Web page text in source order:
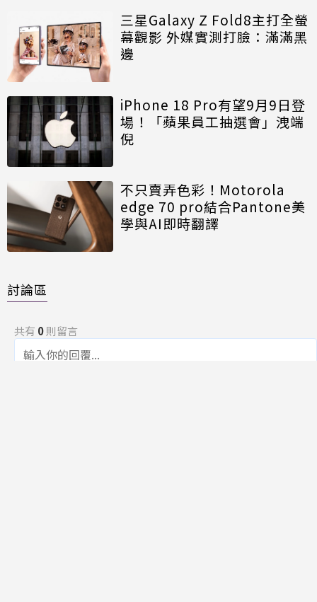
三星Galaxy Z Fold8主打全螢
幕觀影 外媒實測打臉：滿滿黑
邊
iPhone 18 Pro有望9月9日登
場！「蘋果員工抽選會」洩端
倪
不只賣弄色彩！Motorola
edge 70 pro結合Pantone美
學與AI即時翻譯
討論區
共有 0則留言